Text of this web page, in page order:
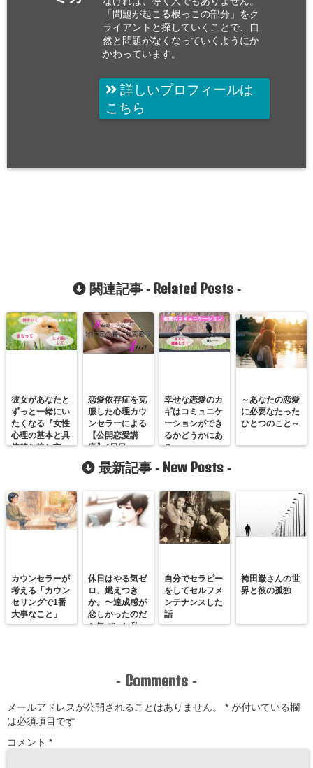
「問題が起こる根っこの部分」をク
ライアントと探していくことで、自
然と問題がなくなっていくようにか
かわっています。
詳しいプロフィールは
こちら
関連記事 - Related Posts-
彼女があなたと
ずっと一緒にい
たくなる『女性
心理の基本と具
体的な接し方』
恋愛依存症を克
服した心理カウ
ンセラーによる
【公開恋愛講
座】4日目
幸せな恋愛のカ
ギはコミュニケ
ーションができ
るかどうかにあ
る
～あなたの恋愛
に必要なたった
ひとつのこと～
最新記事 - New Posts -
カウンセラーが
考える「カウン
セリングで1番
大事なこと」
休日はやる気ゼ
ロ、燃えつき
か。〜達成感が
恋しかったのだ
と気づいた私
自分でセラピー
をしてセルフメ
ンテナンスした
話
袴田巌さんの世
界と彼の孤独
- Comments -
メールアドレスが公開されることはありません。 * が付いている欄
は必須項目です
コメント *